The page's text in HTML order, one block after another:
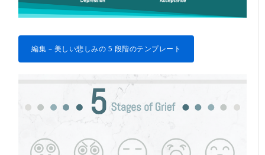
編集 – 美しい悲しみの 5 段階のテンプレート